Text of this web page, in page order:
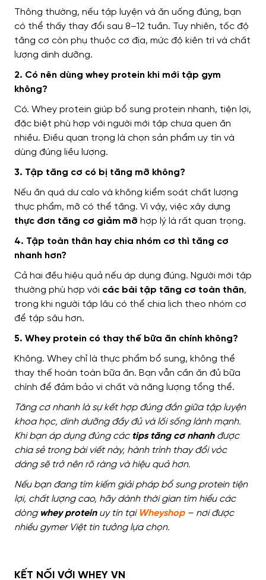
Thông thường, nếu tập luyện và ăn uống đúng, bạn
có thể thấy thay đổi sau 8–12 tuần. Tuy nhiên, tốc độ
tăng cơ còn phụ thuộc cơ địa, mức độ kiên trì và chất
lượng dinh dưỡng.
2. Có nên dùng whey protein khi mới tập gym
không?
Có. Whey protein giúp bổ sung protein nhanh, tiện lợi,
đặc biệt phù hợp với người mới tập chưa quen ăn
nhiều. Điều quan trọng là chọn sản phẩm uy tín và
dùng đúng liều lượng.
3. Tập tăng cơ có bị tăng mỡ không?
Nếu ăn quá dư calo và không kiểm soát chất lượng
thực phẩm, mỡ có thể tăng. Vì vậy, việc xây dựng
thực đơn tăng cơ giảm mỡ hợp lý là rất quan trọng.
4. Tập toàn thân hay chia nhóm cơ thì tăng cơ
nhanh hơn?
Cả hai đều hiệu quả nếu áp dụng đúng. Người mới tập
thường phù hợp với các bài tập tăng cơ toàn thân,
trong khi người tập lâu có thể chia lịch theo nhóm cơ
để tập sâu hơn.
5. Whey protein có thay thế bữa ăn chính không?
Không. Whey chỉ là thực phẩm bổ sung, không thể
thay thế hoàn toàn bữa ăn. Bạn vẫn cần ăn đủ bữa
chính để đảm bảo vi chất và năng lượng tổng thể.
Tăng cơ nhanh là sự kết hợp đúng đắn giữa tập luyện
khoa học, dinh dưỡng đầy đủ và lối sống lành mạnh.
Khi bạn áp dụng đúng các tips tăng cơ nhanhđược
chia sẻ trong bài viết này, hành trình thay đổi vóc
dáng sẽ trở nên rõ ràng và hiệu quả hơn.
Nếu bạn đang tìm kiếm giải pháp bổ sung protein tiện
lợi, chất lượng cao, hãy dành thời gian tìm hiểu các
dòng whey proteinuy tín tại Wheyshop – nơi được
nhiều gymer Việt tin tưởng lựa chọn.
KẾT NỐI VỚI WHEY VN